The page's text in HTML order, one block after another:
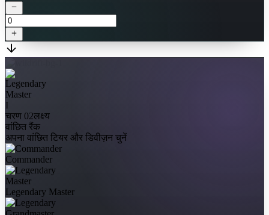
I
चरण 02लक्ष्य
वांछित रैंक
अपना वांछित टियर और डिवीज़न चुनें
Commander
Legendary Master